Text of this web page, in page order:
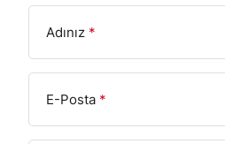
Adınız *
E-Posta *